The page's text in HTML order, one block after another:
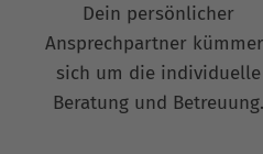
Dein persönlicher
Ansprechpartner
sich um die individuelle
Beratung und Betreuung.